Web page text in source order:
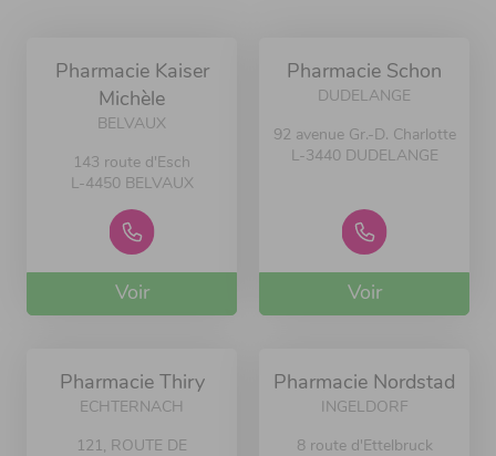
Pharmacie Kaiser
Michèle
BELVAUX
143 route d'Esch
L-4450 BELVAUX
Voir
Pharmacie Schon
DUDELANGE
92 avenue Gr.-D. Charlotte
L-3440 DUDELANGE
Voir
Pharmacie Thiry
ECHTERNACH
121, ROUTE DE
Pharmacie Nordstad
INGELDORF
8 route d'Ettelbruck